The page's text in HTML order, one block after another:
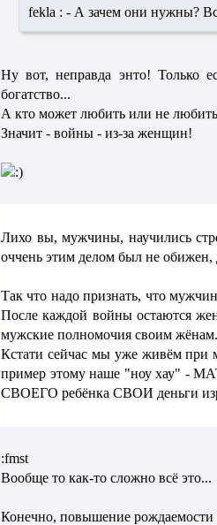
fekla : - А зачем они нужны?
Ну вот, неправда энто! Только
богатство...
А кто может любить или не
Значит - войны - из-за женщин!
Лихо вы, мужчины, научились
оччень этим делом был не обижен,
Так что надо признать, что
После каждой войны остаются
мужские полномочия своим
Кстати сейчас мы уже живём при
пример этому наше "ноу хау" -
СВОЕГО ребёнка СВОИ деньги
:fmst
Вообще то как-то сложно всё это...
Конечно, повышение рождаемости